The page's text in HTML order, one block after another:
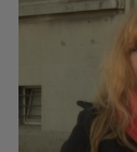
ENERGIA Z
M-am născut